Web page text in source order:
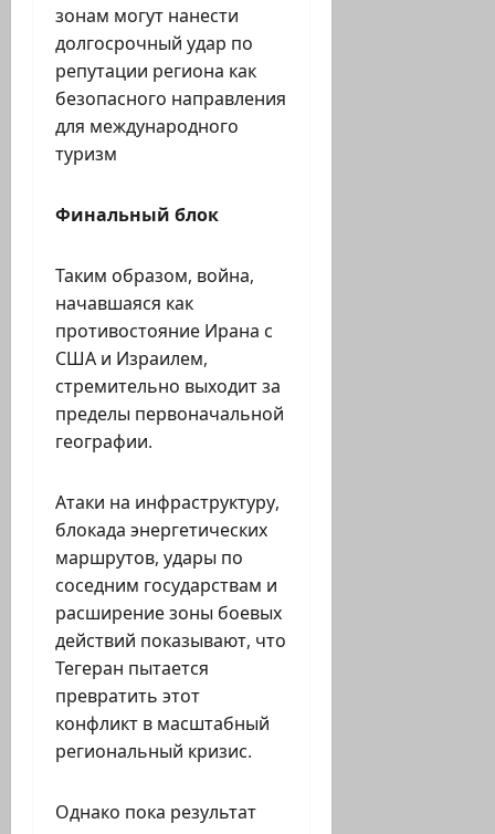
зонам могут нанести
долгосрочный удар по
репутации региона как
безопасного направления
для международного
туризм
Финальный блок
Таким образом, война,
начавшаяся как
противостояние Ирана с
США и Израилем,
стремительно выходит за
пределы первоначальной
географии.
Атаки на инфраструктуру,
блокада энергетических
маршрутов, удары по
соседним государствам и
расширение зоны боевых
действий показывают, что
Тегеран пытается
превратить этот
конфликт в масштабный
региональный кризис.
Однако пока результат